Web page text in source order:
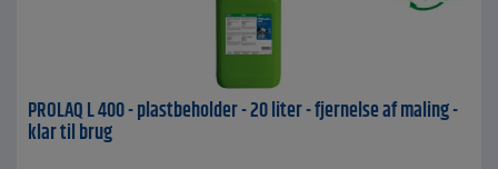
PROLAQ L 400 - plastbeholder - 20 liter - fjernelse af maling -
klar til brug